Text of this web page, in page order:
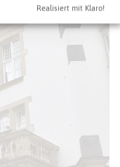
Realisiert mit Klaro!